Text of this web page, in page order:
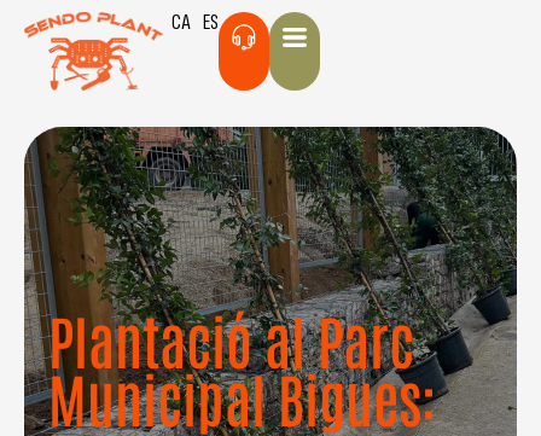
CA ES
Plantació al Parc
Municipal Bigues: